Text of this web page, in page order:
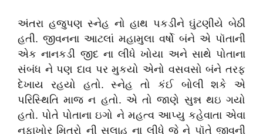
અંતરા હજુપણ સ્નેહ નો હાથ પકડીને ઘુંટણીયે બેઠી
હતી. જીવનના આટલાં મહામુલા વર્ષો બંને એ પૉતાની
એક નાનકડી જીદ ના લીધે ખોયા અને સાથે પોતાના
સંબંધ ને પણ દાવ પર મુકયો એનો વસવસો બંને તરફ
દેખાય રહયો હતો. સ્નેહ તો કંઈ બોલી શકે એ
પરિસ્થિતિ માજ ન હતો. એ તો જાણે સુન્ન થઇ ગયો
હતો. પોતે પોતાના ઇગો ને મહત્વ આપ્યુ કહેવાતા એવા
નફાખોર મિત્રો ની સલાહ ના લીધે જે ને પૉતે જીવની